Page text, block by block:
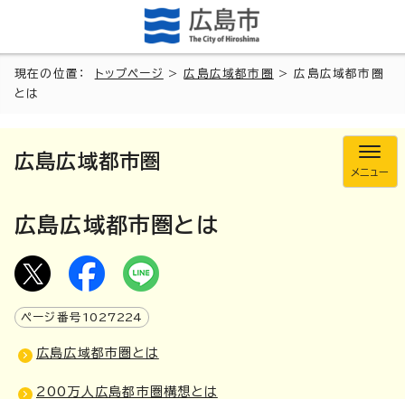
現在の位置： トップページ >広島広域都市圏
> 広島広域都市圏
とは
広島広域都市圏
メニュー
広島広域都市圏とは
ページ番号 1027224
広島広域都市圏とは
200万人広島都市圏構想とは